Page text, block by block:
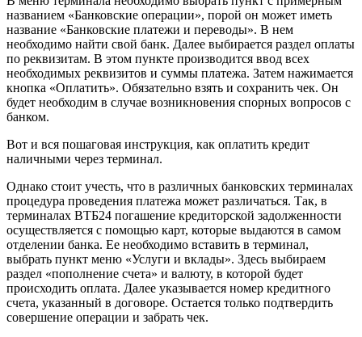
названием «Банковские операции», порой он может иметь
название «Банковские платежи и переводы». В нем
необходимо найти свой банк. Далее выбирается раздел оплаты
по реквизитам. В этом пункте производится ввод всех
необходимых реквизитов и суммы платежа. Затем нажимается
кнопка «Оплатить». Обязательно взять и сохранить чек. Он
будет необходим в случае возникновения спорных вопросов с
банком.
Вот и вся пошаговая инструкция, как оплатить кредит
наличными через терминал.
Однако стоит учесть, что в различных банковских терминалах
процедура проведения платежа может различаться. Так, в
терминалах ВТБ24 погашение кредиторской задолженности
осуществляется с помощью карт, которые выдаются в самом
отделении банка. Ее необходимо вставить в терминал,
выбрать пункт меню «Услуги и вклады». Здесь выбираем
раздел «пополнение счета» и валюту, в которой будет
происходить оплата. Далее указывается номер кредитного
счета, указанный в договоре. Остается только подтвердить
совершение операции и забрать чек.